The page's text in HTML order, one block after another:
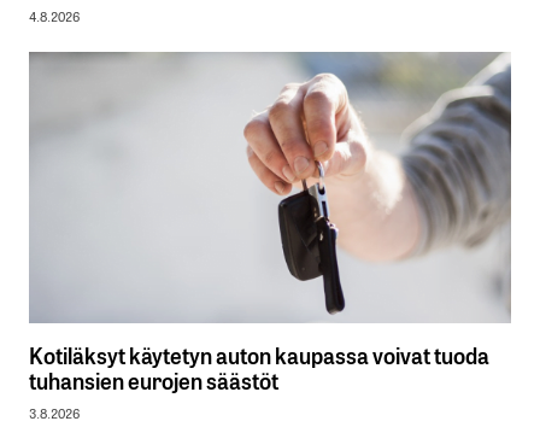
4.8.2026
Kotiläksyt käytetyn auton kaupassa voivat tuoda
tuhansien eurojen säästöt
3.8.2026